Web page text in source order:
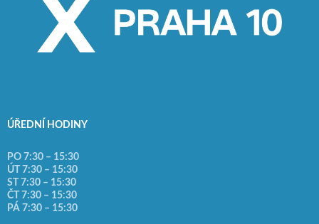
ÚŘEDNÍ HODINY
PO 7:30 – 15:30
ÚT 7:30 – 15:30
ST 7:30 – 15:30
ČT 7:30 – 15:30
PÁ 7:30 – 15:30